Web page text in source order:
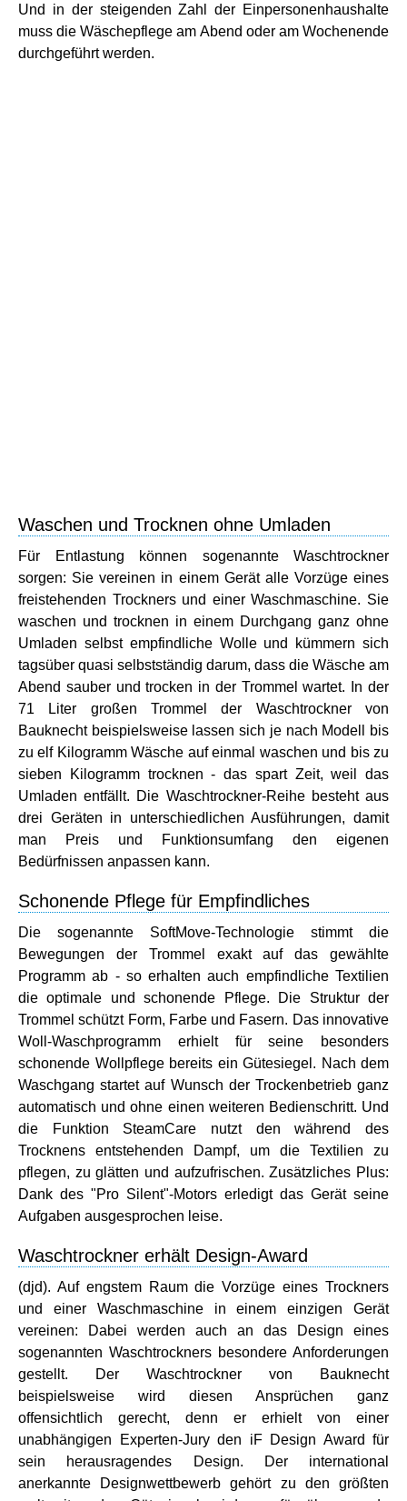
Und in der steigenden Zahl der Einpersonenhaushalte
muss die Wäschepflege am Abend oder am Wochenende
durchgeführt werden.
Waschen und Trocknen ohne Umladen
Für Entlastung können sogenannte Waschtrockner
sorgen: Sie vereinen in einem Gerät alle Vorzüge eines
freistehenden Trockners und einer Waschmaschine. Sie
waschen und trocknen in einem Durchgang ganz ohne
Umladen selbst empfindliche Wolle und kümmern sich
tagsüber quasi selbstständig darum, dass die Wäsche am
Abend sauber und trocken in der Trommel wartet. In der
71 Liter großen Trommel der Waschtrockner von
Bauknecht beispielsweise lassen sich je nach Modell bis
zu elf Kilogramm Wäsche auf einmal waschen und bis zu
sieben Kilogramm trocknen - das spart Zeit, weil das
Umladen entfällt. Die Waschtrockner-Reihe besteht aus
drei Geräten in unterschiedlichen Ausführungen, damit
man Preis und Funktionsumfang den eigenen
Bedürfnissen anpassen kann.
Schonende Pflege für Empfindliches
Die sogenannte SoftMove-Technologie stimmt die
Bewegungen der Trommel exakt auf das gewählte
Programm ab - so erhalten auch empfindliche Textilien
die optimale und schonende Pflege. Die Struktur der
Trommel schützt Form, Farbe und Fasern. Das innovative
Woll-Waschprogramm erhielt für seine besonders
schonende Wollpflege bereits ein Gütesiegel. Nach dem
Waschgang startet auf Wunsch der Trockenbetrieb ganz
automatisch und ohne einen weiteren Bedienschritt. Und
die Funktion SteamCare nutzt den während des
Trocknens entstehenden Dampf, um die Textilien zu
pflegen, zu glätten und aufzufrischen. Zusätzliches Plus:
Dank des "Pro Silent"-Motors erledigt das Gerät seine
Aufgaben ausgesprochen leise.
Waschtrockner erhält Design-Award
(djd). Auf engstem Raum die Vorzüge eines Trockners
und einer Waschmaschine in einem einzigen Gerät
vereinen: Dabei werden auch an das Design eines
sogenannten Waschtrockners besondere Anforderungen
gestellt. Der Waschtrockner von Bauknecht
beispielsweise wird diesen Ansprüchen ganz
offensichtlich gerecht, denn er erhielt von einer
unabhängigen Experten-Jury den iF Design Award für
sein herausragendes Design. Der international
anerkannte Designwettbewerb gehört zu den größten